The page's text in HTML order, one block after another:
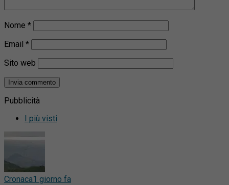
Nome *
Email *
Sito web
Pubblicità
I più visti
Cronaca1 giorno fa